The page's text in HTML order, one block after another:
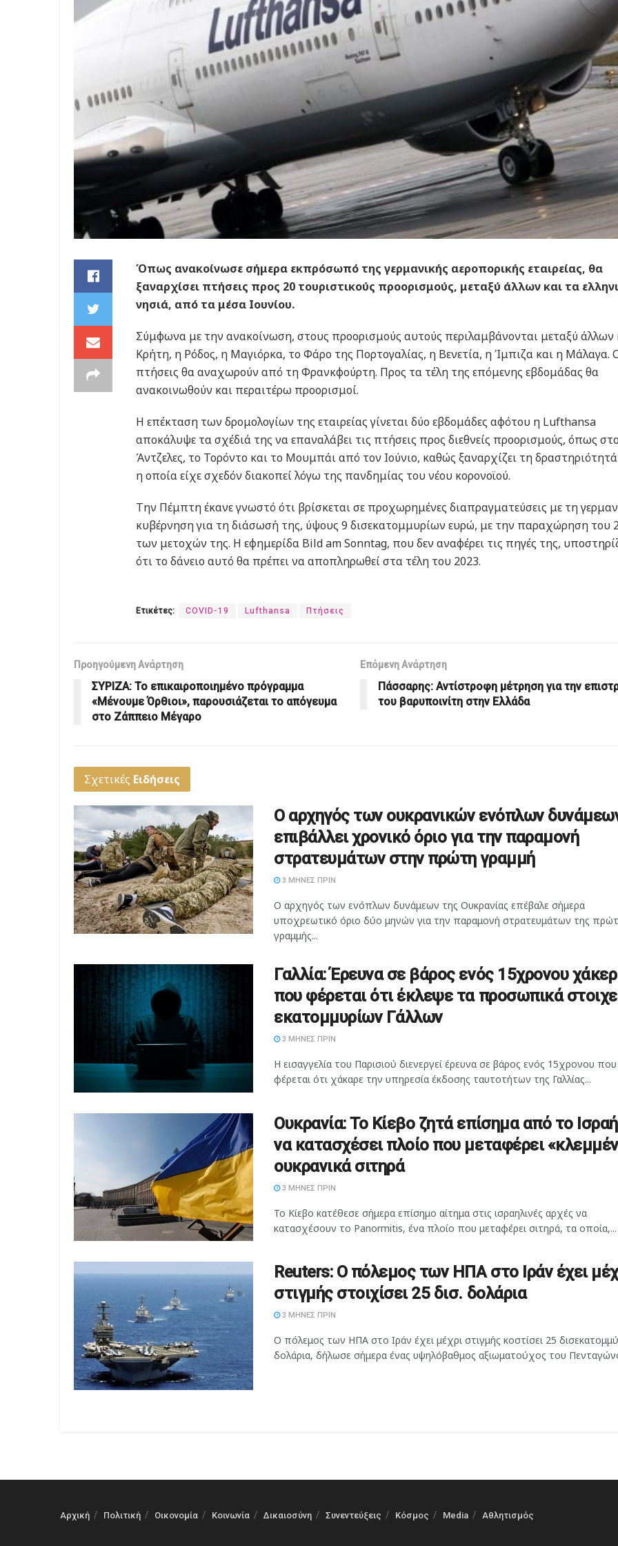
Όπως ανακοίνωσε σήμερα εκπρόσωπό της γερμανικής αεροπορικής εταιρείας, θα
ξαναρχίσει πτήσεις προς 20 τουριστικούς προορισμούς, μεταξύ άλλων και τα
νησιά, από τα μέσα Ιουνίου.
Σύμφωνα με την ανακοίνωση, στους προορισμούς αυτούς περιλαμβάνονται μεταξύ άλλων
Κρήτη, η Ρόδος, η Μαγιόρκα, το Φάρο της Πορτογαλίας, η Βενετία, η Ίμπιζα και η Μάλαγα.
πτήσεις θα αναχωρούν από τη Φρανκφούρτη. Προς τα τέλη της επόμενης εβδομάδας θα
ανακοινωθούν και περαιτέρω προορισμοί.
Η επέκταση των δρομολογίων της εταιρείας γίνεται δύο εβδομάδες αφότου η Lufthansa
αποκάλυψε τα σχέδιά της να επαναλάβει τις πτήσεις προς διεθνείς προορισμούς, όπως
Άντζελες, το Τορόντο και το Μουμπάι από τον Ιούνιο, καθώς ξαναρχίζει τη
η οποία είχε σχεδόν διακοπεί λόγω της πανδημίας του νέου κορονοϊού.
Την Πέμπτη έκανε γνωστό ότι βρίσκεται σε προχωρημένες διαπραγματεύσεις με τη
κυβέρνηση για τη διάσωσή της, ύψους 9 δισεκατομμυρίων ευρώ, με την παραχώρηση του
των μετοχών της. Η εφημερίδα Bild am Sonntag, που δεν αναφέρει τις πηγές της,
ότι το δάνειο αυτό θα πρέπει να αποπληρωθεί στα τέλη του 2023.
Ετικέτες: COVID-19 Lufthansa Πτήσεις
Προηγούμενη Ανάρτηση
ΣΥΡΙΖΑ: Το επικαιροποιημένο πρόγραμμα
«Μένουμε Όρθιοι», παρουσιάζεται το απόγευμα
στο Ζάππειο Μέγαρο
Επόμενη Ανάρτηση
Πάσσαρης: Αντίστροφη μέτρηση για την
του βαρυποινίτη στην Ελλάδα
Σχετικές Ειδήσεις
Ο αρχηγός των ουκρανικών ενόπλων
επιβάλλει χρονικό όριο για την παραμονή
στρατευμάτων στην πρώτη γραμμή
3 ΜΉΝΕΣ ΠΡΙΝ
Ο αρχηγός των ενόπλων δυνάμεων της Ουκρανίας επέβαλε σήμερα
υποχρεωτικό όριο δύο μηνών για την παραμονή στρατευμάτων της
γραμμής...
Γαλλία: Έρευνα σε βάρος ενός 15χρονου χάκερ
που φέρεται ότι έκλεψε τα προσωπικά
εκατομμυρίων Γάλλων
3 ΜΉΝΕΣ ΠΡΙΝ
Η εισαγγελία του Παρισιού διενεργεί έρευνα σε βάρος ενός 15χρονου που
φέρεται ότι χάκαρε την υπηρεσία έκδοσης ταυτοτήτων της Γαλλίας...
Ουκρανία: Το Κίεβο ζητά επίσημα από το
να κατασχέσει πλοίο που μεταφέρει
ουκρανικά σιτηρά
3 ΜΉΝΕΣ ΠΡΙΝ
Το Κίεβο κατέθεσε σήμερα επίσημο αίτημα στις ισραηλινές αρχές να
κατασχέσουν το Panormitis, ένα πλοίο που μεταφέρει σιτηρά, τα οποία,...
Reuters: Ο πόλεμος των ΗΠΑ στο Ιράν έχει
στιγμής στοιχίσει 25 δισ. δολάρια
3 ΜΉΝΕΣ ΠΡΙΝ
Ο πόλεμος των ΗΠΑ στο Ιράν έχει μέχρι στιγμής κοστίσει 25
δολάρια, δήλωσε σήμερα ένας υψηλόβαθμος αξιωματούχος του
Αρχική Πολιτική Οικονομία Κοινωνία Δικαιοσύνη Συνεντεύξεις Κόσμος Media Αθλητισμός